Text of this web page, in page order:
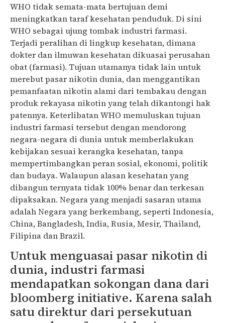
WHO tidak semata-mata bertujuan demi
meningkatkan taraf kesehatan penduduk. Di sini
WHO sebagai ujung tombak industri farmasi.
Terjadi peralihan di lingkup kesehatan, dimana
dokter dan ilmuwan kesehatan dikuasai perusahan
obat (farmasi). Tujuan utamanya tidak lain untuk
merebut pasar nikotin dunia, dan menggantikan
pemanfaatan nikotin alami dari tembakau dengan
produk rekayasa nikotin yang telah dikantongi hak
patennya. Keterlibatan WHO memuluskan tujuan
industri farmasi tersebut dengan mendorong
negara-negara di dunia untuk memberlakukan
kebijakan sesuai kerangka kesehatan, tanpa
mempertimbangkan peran sosial, ekonomi, politik
dan budaya. Walaupun alasan kesehatan yang
dibangun ternyata tidak 100% benar dan terkesan
dipaksakan. Negara yang menjadi sasaran utama
adalah Negara yang berkembang, seperti Indonesia,
China, Bangladesh, India, Rusia, Mesir, Thailand,
Filipina dan Brazil.
Untuk menguasai pasar nikotin di
dunia, industri farmasi
mendapatkan sokongan dana dari
bloomberg initiative. Karena salah
satu direktur dari persekutuan